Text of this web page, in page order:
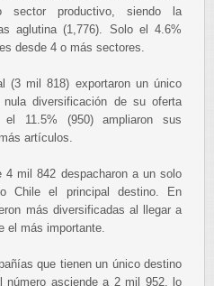
sector productivo, siendo la
aglutina (1,776). Solo el 4.6%
desde 4 o más sectores.
(3 mil 818) exportaron un único
diversificación de su oferta
11.5% (950) ampliaron sus
artículos.
mil 842 despacharon a un solo
Chile el principal destino. En
más diversificadas al llegar a
el más importante.
que tienen un único destino
número asciende a 2 mil 952, lo